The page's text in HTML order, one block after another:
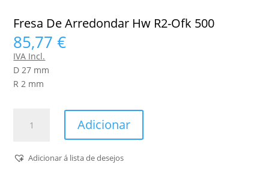
Fresa De Arredondar Hw R2-Ofk 500
85,77€
IVA Incl.
D 27 mm
R 2 mm
De
Adicionar
Adicionar á lista de desejos